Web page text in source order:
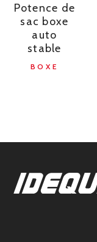
Potence de
sac boxe
auto
stable
BOXE